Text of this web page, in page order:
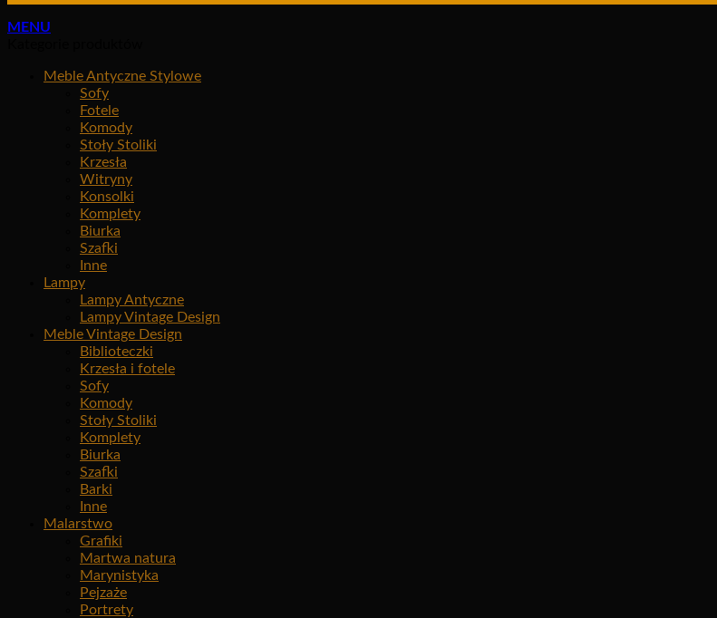
MENU
Meble Antyczne Stylowe
Sofy
Fotele
Komody
Stoły Stoliki
Krzesła
Witryny
Konsolki
Komplety
Biurka
Szafki
Inne
Lampy
Lampy Antyczne
Lampy Vintage Design
Meble Vintage Design
Biblioteczki
Krzesła i fotele
Sofy
Komody
Stoły Stoliki
Komplety
Biurka
Szafki
Barki
Inne
Malarstwo
Grafiki
Martwa natura
Marynistyka
Pejzaże
Portrety